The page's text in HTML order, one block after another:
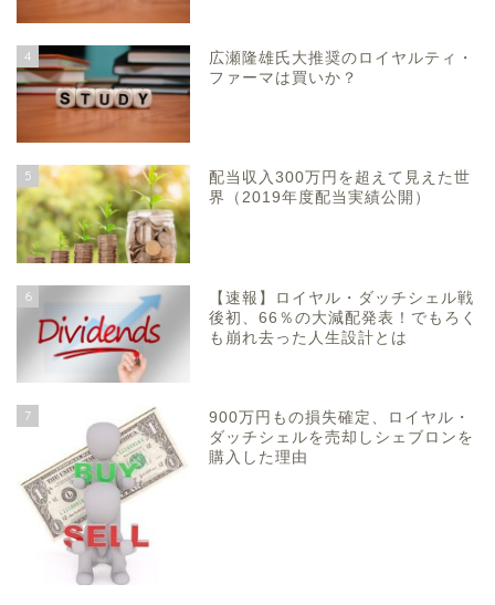
4
広瀬隆雄氏大推奨のロイヤルティ・
ファーマは買いか？
5
配当収入300万円を超えて見えた世
界（2019年度配当実績公開）
6
【速報】ロイヤル・ダッチシェル戦
後初、66％の大減配発表！でもろく
も崩れ去った人生設計とは
7
900万円もの損失確定、ロイヤル・
ダッチシェルを売却しシェブロンを
購入した理由